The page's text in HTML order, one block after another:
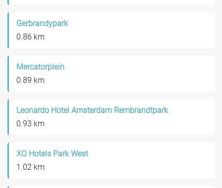
Gerbrandypark
0.86 km
Mercatorplein
0.89 km
Leonardo Hotel Amsterdam Rembrandtpark
0.93 km
XO Hotels Park West
1.02 km